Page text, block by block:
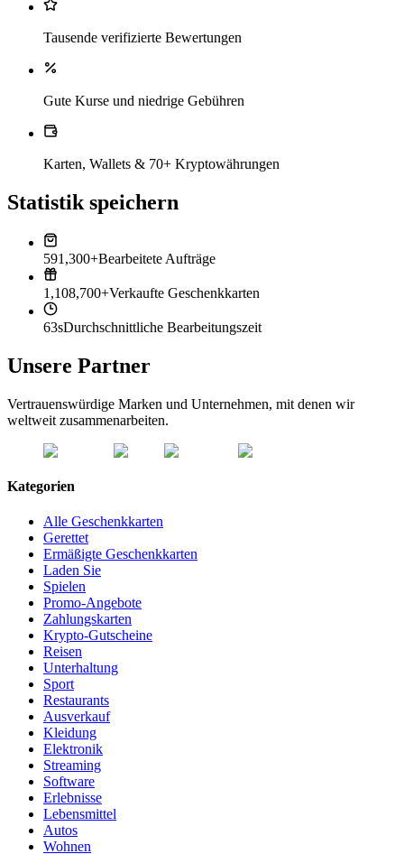
Tausende verifizierte Bewertungen
Gute Kurse und niedrige Gebühren
Karten, Wallets & 70+ Kryptowährungen
Statistik speichern
591,300+Bearbeitete Aufträge
1,108,700+Verkaufte Geschenkkarten
63sDurchschnittliche Bearbeitungszeit
Unsere Partner
Vertrauenswürdige Marken und Unternehmen, mit denen wir
weltweit zusammenarbeiten.
Kategorien
Alle Geschenkkarten
Gerettet
Ermäßigte Geschenkkarten
Laden Sie
Spielen
Promo-Angebote
Zahlungskarten
Krypto-Gutscheine
Reisen
Unterhaltung
Sport
Restaurants
Ausverkauf
Kleidung
Elektronik
Streaming
Software
Erlebnisse
Lebensmittel
Autos
Wohnen